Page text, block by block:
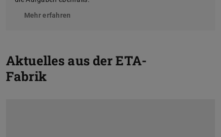
Mehr erfahren
Aktuelles aus der ETA-
Fabrik